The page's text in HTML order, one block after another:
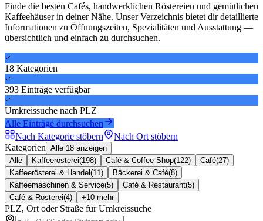
Finde die besten Cafés, handwerklichen Röstereien und gemütlichen
Kaffeehäuser in deiner Nähe. Unser Verzeichnis bietet dir detaillierte
Informationen zu Öffnungszeiten, Spezialitäten und Ausstattung —
übersichtlich und einfach zu durchsuchen.
18 Kategorien
393 Einträge verfügbar
Umkreissuche nach PLZ
Alle Einträge durchsuchen
Nach Kategorie stöbern
Nach Ort stöbern
Kategorien Alle 18 anzeigen
Alle
Kaffeerösterei(198) Café & Coffee Shop(122) Café(27)
Kaffeerösterei & Handel (11 ) Bäckerei & Café(8)
Kaffeemaschinen & Service(5) Café & Restaurant(5)
Café & Rösterei(4) +10 mehr
PLZ, Ort oder Straße für Umkreissuche